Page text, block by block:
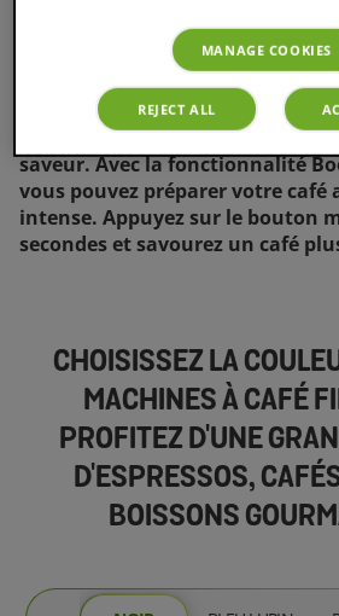
ENCORE PLUS D'INTENSITÉ
Personnalisez votre café en lui
saveur. Avec la fonctionnalité
vous pouvez préparer votre café
intense. Appuyez sur le bouton
secondes et savourez un café
CHOISISSEZ LA
MACHINES À CAFÉ
PROFITEZ D'UNE
D'ESPRESSOS,
BOISSONS
MANAGE COOKIES
REJECT ALL